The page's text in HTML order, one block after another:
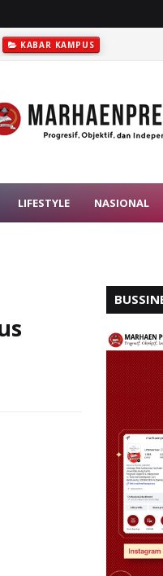
KABAR KAMPUS
LIFESTYLE NASIONAL